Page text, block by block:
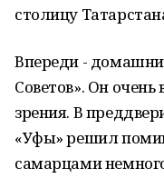
столицу
Впереди -
Советов». Он
зрения. В
«Уфы» решил
самарцами